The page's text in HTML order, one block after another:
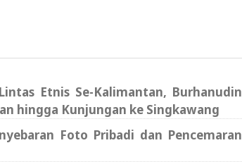
Etnis Se-Kalimantan, Burhanudin
hingga Kunjungan ke Singkawang
Foto Pribadi dan Pencemaran